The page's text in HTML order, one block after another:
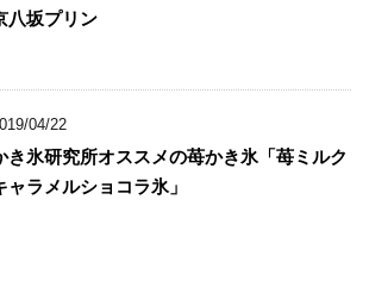
八坂プリン
04/22
き氷研究所オススメの苺かき氷「苺ミルク
ャラメルショコラ氷」